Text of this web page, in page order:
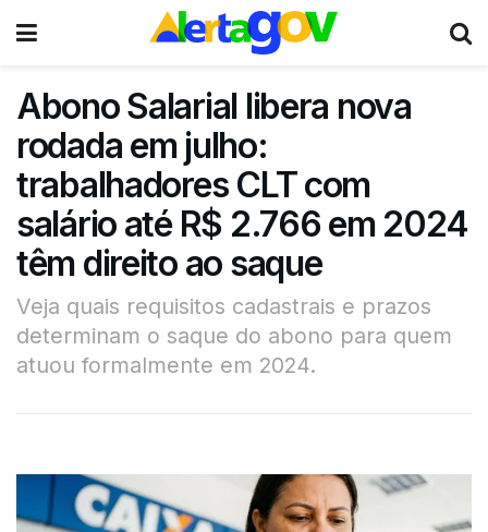
Abono Salarial libera nova
rodada em julho:
trabalhadores CLT com
salário até R$ 2.766 em 2024
têm direito ao saque
Veja quais requisitos cadastrais e prazos
determinam o saque do abono para quem
atuou formalmente em 2024.